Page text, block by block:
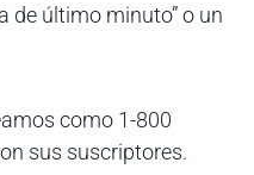
de último minuto” o un
como 1-800
sus suscriptores.